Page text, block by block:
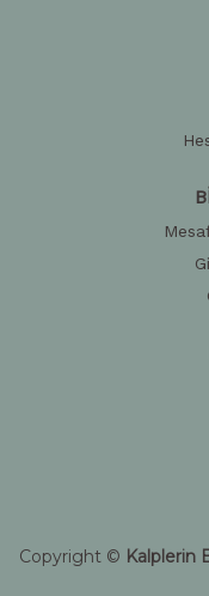
Copyright © Kalplerin